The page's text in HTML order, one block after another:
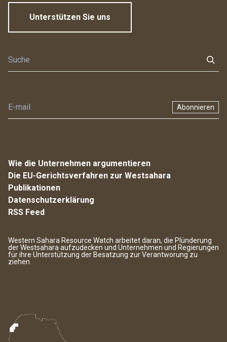
Unterstützen Sie uns
Abonnieren
Wie die Unternehmen argumentieren
Die EU-Gerichtsverfahren zur Westsahara
Publikationen
Datenschutzerklärung
RSS Feed
Western Sahara Resource Watch arbeitet daran, die Plünderung
der Westsahara aufzudecken und Unternehmen und Regierungen
für ihre Unterstützung der Besatzung zur Verantworung zu
ziehen.